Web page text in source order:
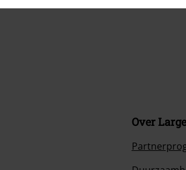
Over Large